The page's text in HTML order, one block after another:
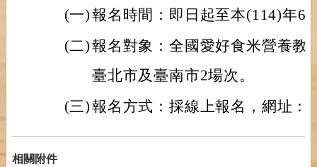
(一)報名時間：即日起至本(114)年6
(二)報名對象：全國愛好食米營養教
臺北市及臺南市2場次。
(三)報名方式：採線上報名，網址：
相關附件